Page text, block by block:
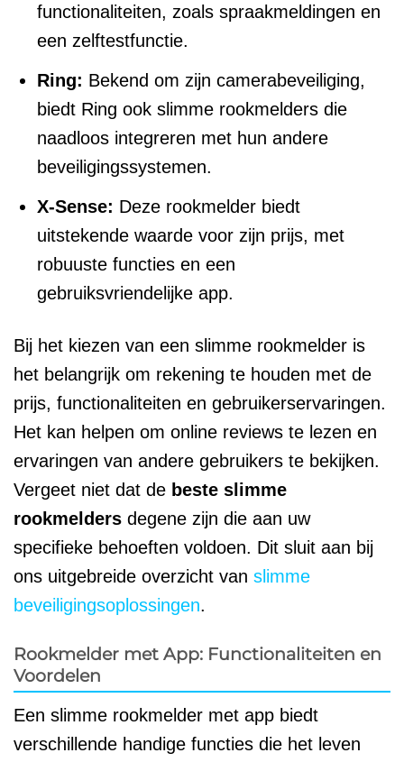
functionaliteiten, zoals spraakmeldingen en
een zelftestfunctie.
Ring: Bekend om zijn camerabeveiliging,
biedt Ring ook slimme rookmelders die
naadloos integreren met hun andere
beveiligingssystemen.
X-Sense: Deze rookmelder biedt
uitstekende waarde voor zijn prijs, met
robuuste functies en een
gebruiksvriendelijke app.
Bij het kiezen van een slimme rookmelder is
het belangrijk om rekening te houden met de
prijs, functionaliteiten en gebruikerservaringen.
Het kan helpen om online reviews te lezen en
ervaringen van andere gebruikers te bekijken.
Vergeet niet dat de beste slimme
rookmelders degene zijn die aan uw
specifieke behoeften voldoen. Dit sluit aan bij
ons uitgebreide overzicht van slimme
beveiligingsoplossingen.
Rookmelder met App: Functionaliteiten en
Voordelen
Een slimme rookmelder met app biedt
verschillende handige functies die het leven